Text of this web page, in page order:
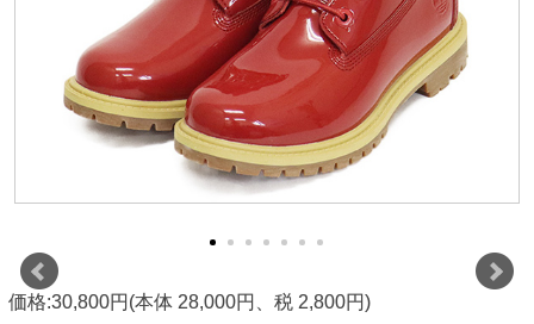
価格:30,800円(本体 28,000円、税 2,800円)